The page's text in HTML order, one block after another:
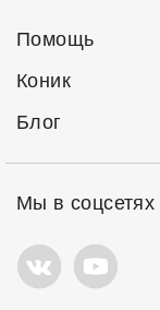
Помощь
Коник
Блог
Мы в соцсетях